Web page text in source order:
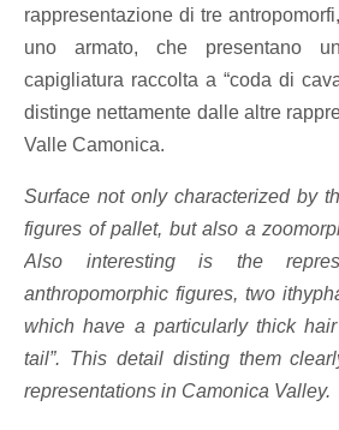
rappresentazione di tre
uno armato, che presentano
capigliatura raccolta a “coda di
distinge nettamente dalle altre
Valle Camonica.
Surface not only characterized by
figures of pallet, but also a
Also interesting is the
anthropomorphic figures, two
which have a particularly thick
tail”. This detail disting them
representations in Camonica Valley.